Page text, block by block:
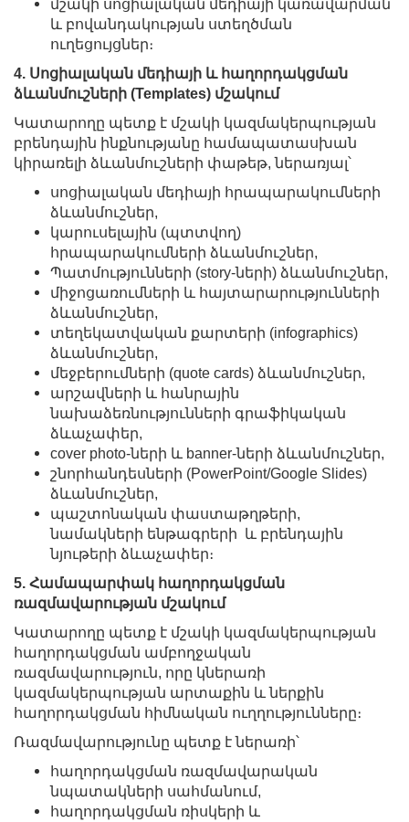
մշակի սոցիալական մեդիայի կառավարման
և բովանդակության ստեղծման
ուղեցույցներ։
4. Սոցիալական մեդիայի և հաղորդակցման
ձևանմուշների (Templates) մշակում
Կատարողը պետք է մշակի կազմակերպության
բրենդային ինքնությանը համապատասխան
կիրառելի ձևանմուշների փաթեթ, ներառյալ՝
սոցիալական մեդիայի հրապարակումների
ձևանմուշներ,
կարուսելային (պտտվող)
հրապարակումների ձևանմուշներ,
Պատմությունների (story-ների) ձևանմուշներ,
միջոցառումների և հայտարարությունների
ձևանմուշներ,
տեղեկատվական քարտերի (infographics)
ձևանմուշներ,
մեջբերումների (quote cards) ձևանմուշներ,
արշավների և հանրային
նախաձեռնությունների գրաֆիկական
ձևաչափեր,
cover photo-ների և banner-ների ձևանմուշներ,
շնորհանդեսների (PowerPoint/Google Slides)
ձևանմուշներ,
պաշտոնական փաստաթղթերի,
նամակների ենթագրերի և բրենդային
նյութերի ձևաչափեր։
5. Համապարփակ հաղորդակցման
ռազմավարության մշակում
Կատարողը պետք է մշակի կազմակերպության
հաղորդակցման ամբողջական
ռազմավարություն, որը կներառի
կազմակերպության արտաքին և ներքին
հաղորդակցման հիմնական ուղղությունները։
Ռազմավարությունը պետք է ներառի՝
հաղորդակցման ռազմավարական
նպատակների սահմանում,
հաղորդակցման ռիսկերի և